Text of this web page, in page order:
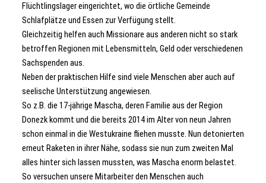
Flüchtlingslager eingerichtet, wo die örtliche Gemeinde
Schlafplätze und Essen zur Verfügung stellt.
Gleichzeitig helfen auch Missionare aus anderen nicht so stark
betroffen Regionen mit Lebensmitteln, Geld oder verschiedenen
Sachspenden aus.
Neben der praktischen Hilfe sind viele Menschen aber auch auf
seelische Unterstützung angewiesen.
So z.B. die 17-jährige Mascha, deren Familie aus der Region
Donezk kommt und die bereits 2014 im Alter von neun Jahren
schon einmal in die Westukraine fliehen musste. Nun detonierten
erneut Raketen in ihrer Nähe, sodass sie nun zum zweiten Mal
alles hinter sich lassen mussten, was Mascha enorm belastet.
So versuchen unsere Mitarbeiter den Menschen auch